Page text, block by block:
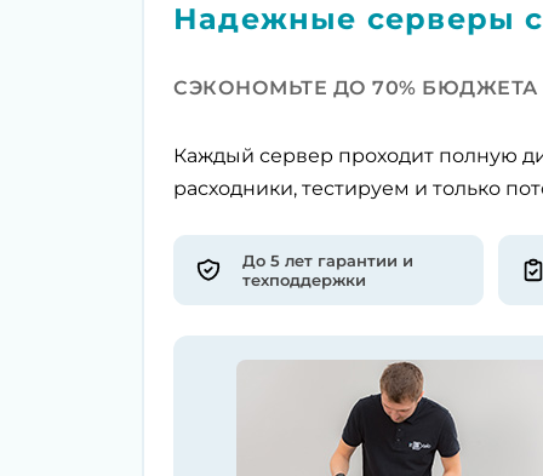
Надежные серверы
СЭКОНОМЬТЕ ДО 70% БЮДЖЕТА
Каждый сервер проходит полную
расходники, тестируем и только
До 5 лет гарантии и
техподдержки